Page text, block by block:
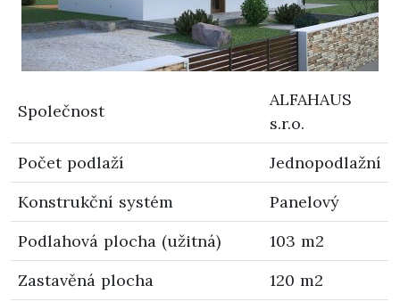
Společnost
ALFAHAUS
s.r.o.
Počet podlaží
Jednopodlažní
Konstrukční systém
Panelový
Podlahová plocha (užitná)
103 m2
Zastavěná plocha
120 m2